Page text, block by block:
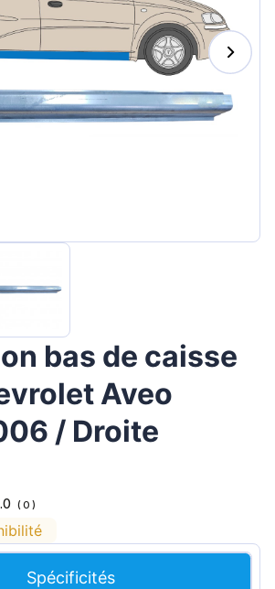
Magyar
Hrvatski
Português
bas de caisse
Aveo
/ Droite
(0 )
Spécificités